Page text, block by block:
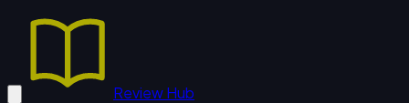
Review Hub